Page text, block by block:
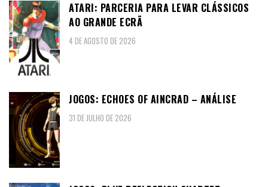
ATARI: PARCERIA PARA LEVAR CLÁSSICOS
AO GRANDE ECRÃ
4 DE AGOSTO DE 2026
JOGOS: ECHOES OF AINCRAD – ANÁLISE
31 DE JULHO DE 2026